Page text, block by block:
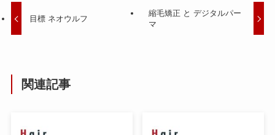
目標 ネオウルフ
縮毛矯正 と デジタルパー
マ
関連記事